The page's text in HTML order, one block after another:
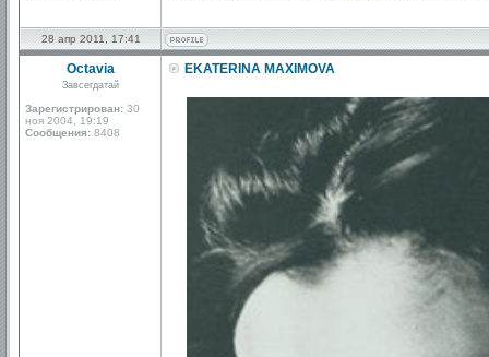
28 апр 2011, 17:41
Octavia
Завсегдатай
Зарегистрирован: 30
ноя 2004, 19:19
Сообщения: 8408
EKATERINA MAXIMOVA